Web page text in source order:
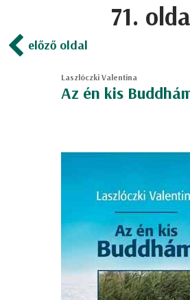
71.
előző oldal
Laszlóczki Valentina
Az én kis